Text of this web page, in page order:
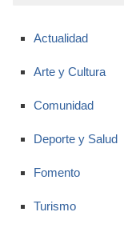
Actualidad
Arte y Cultura
Comunidad
Deporte y Salud
Fomento
Turismo